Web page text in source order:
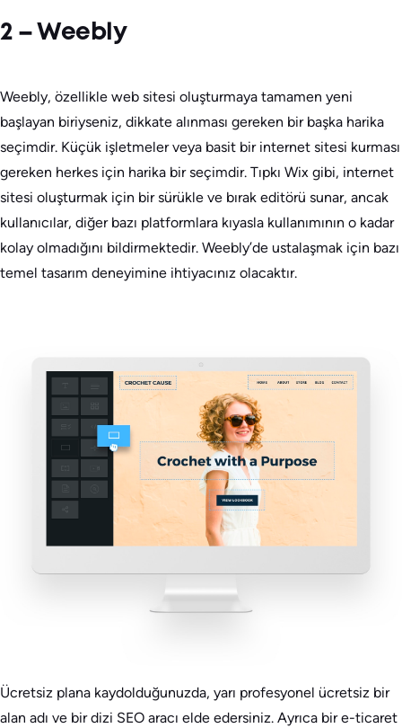
2 – Weebly
Weebly, özellikle web sitesi oluşturmaya tamamen yeni
başlayan biriyseniz, dikkate alınması gereken bir başka harika
seçimdir. Küçük işletmeler veya basit bir internet sitesi kurması
gereken herkes için harika bir seçimdir. Tıpkı Wix gibi, internet
sitesi oluşturmak için bir sürükle ve bırak editörü sunar, ancak
kullanıcılar, diğer bazı platformlara kıyasla kullanımının o kadar
kolay olmadığını bildirmektedir. Weebly’de ustalaşmak için bazı
temel tasarım deneyimine ihtiyacınız olacaktır.
Ücretsiz plana kaydolduğunuzda, yarı profesyonel ücretsiz bir
alan adı ve bir dizi SEO aracı elde edersiniz. Ayrıca bir e-ticaret